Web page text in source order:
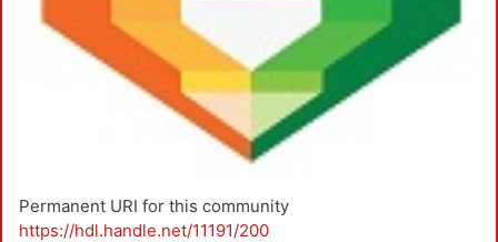
Permanent URI for this community
https://hdl.handle.net/11191/200